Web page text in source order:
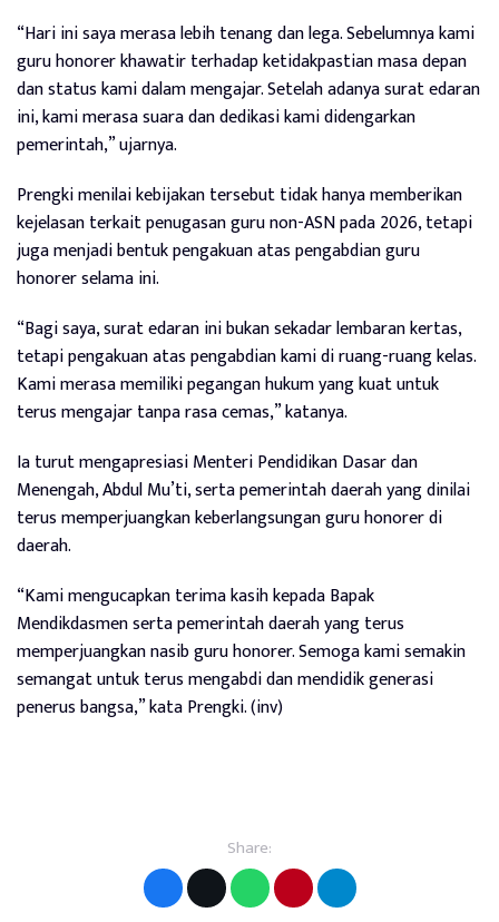
“Hari ini saya merasa lebih tenang dan lega. Sebelumnya kami
guru honorer khawatir terhadap ketidakpastian masa depan
dan status kami dalam mengajar. Setelah adanya surat edaran
ini, kami merasa suara dan dedikasi kami didengarkan
pemerintah,” ujarnya.
Prengki menilai kebijakan tersebut tidak hanya memberikan
kejelasan terkait penugasan guru non-ASN pada 2026, tetapi
juga menjadi bentuk pengakuan atas pengabdian guru
honorer selama ini.
“Bagi saya, surat edaran ini bukan sekadar lembaran kertas,
tetapi pengakuan atas pengabdian kami di ruang-ruang kelas.
Kami merasa memiliki pegangan hukum yang kuat untuk
terus mengajar tanpa rasa cemas,” katanya.
Ia turut mengapresiasi Menteri Pendidikan Dasar dan
Menengah, Abdul Mu’ti, serta pemerintah daerah yang dinilai
terus memperjuangkan keberlangsungan guru honorer di
daerah.
“Kami mengucapkan terima kasih kepada Bapak
Mendikdasmen serta pemerintah daerah yang terus
memperjuangkan nasib guru honorer. Semoga kami semakin
semangat untuk terus mengabdi dan mendidik generasi
penerus bangsa,” kata Prengki. (inv)
Share: